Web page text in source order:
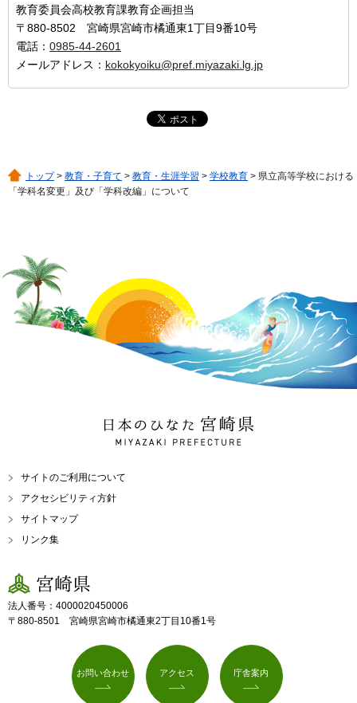
教育委員会高校教育課教育企画担当
〒880-8502 宮崎県宮崎市橘通東1丁目9番10号
電話： 0985-44-2601
メールアドレス： kokokyoiku@pref.miyazaki.lg.jp
トップ> 教育・子育て > 教育・生涯学習 > 学校教育 > 県立高等学校における
「学科名変更」及び「学科改編」について
日本のひなた 宮崎県
MIYAZAKI PREFECTURE
サイトのご利用について
アクセシビリティ方針
サイトマップ
リンク集
宮崎県
法人番号：4000020450006
〒880-8501 宮崎県宮崎市橘通東2丁目10番1号
お問い合わせ アクセス 庁舎案内